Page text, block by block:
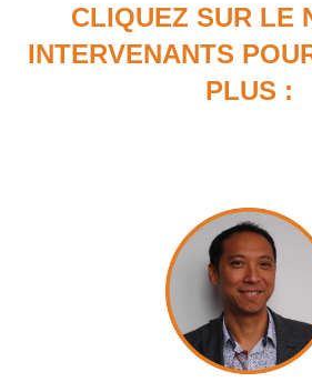
CLIQUEZ SUR LE
INTERVENANTS
PLUS :